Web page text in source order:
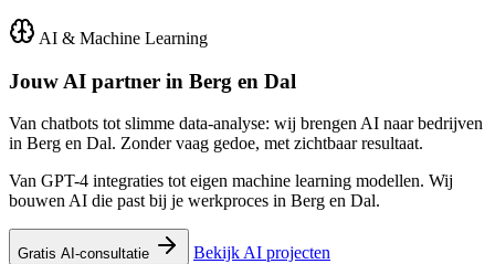
AI & Machine Learning
Jouw AI partner in Berg en Dal
Van chatbots tot slimme data-analyse: wij brengen AI naar bedrijven
in Berg en Dal. Zonder vaag gedoe, met zichtbaar resultaat.
Van GPT-4 integraties tot eigen machine learning modellen. Wij
bouwen AI die past bij je werkproces in Berg en Dal.
Gratis AI-consultatie
Bekijk AI projecten